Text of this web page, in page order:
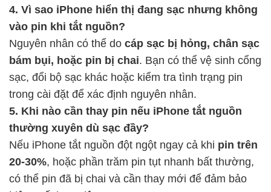
4. Vì sao iPhone hiển thị đang sạc nhưng không
vào pin khi tắt nguồn?
Nguyên nhân có thể do cáp sạc bị hỏng, chân sạc
bám bụi, hoặc pin bị chai. Bạn có thể vệ sinh cổng
sạc, đổi bộ sạc khác hoặc kiểm tra tình trạng pin
trong cài đặt để xác định nguyên nhân.
5. Khi nào cần thay pin nếu iPhone tắt nguồn
thường xuyên dù sạc đầy?
Nếu iPhone tắt nguồn đột ngột ngay cả khi pin trên
20-30%, hoặc phần trăm pin tụt nhanh bất thường,
có thể pin đã bị chai và cần thay mới để đảm bảo